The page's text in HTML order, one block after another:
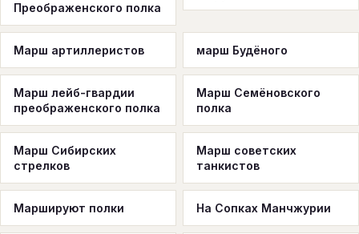
Преображенского полка
Марш артиллеристов марш Будёного
Марш лейб-гвардии
преображенского полка
Марш Семёновского
полка
Марш Сибирских
стрелков
Марш советских
танкистов
Маршируют полки На Сопках Манчжурии